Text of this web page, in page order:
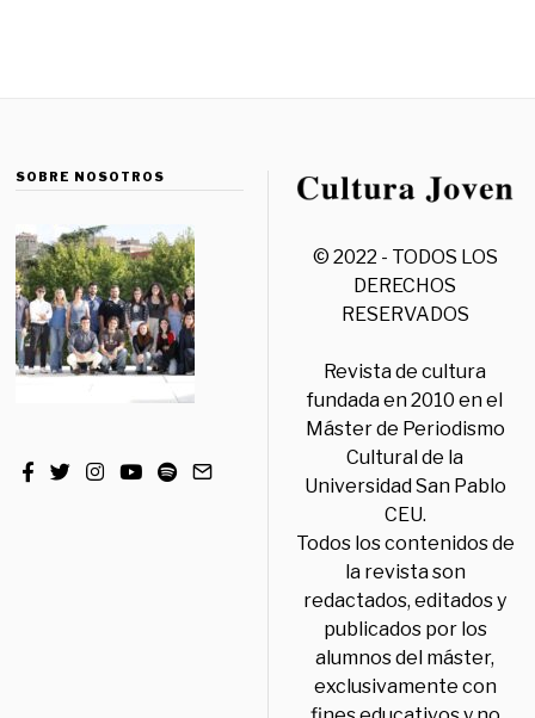
SOBRE NOSOTROS
© 2022 - TODOS LOS
DERECHOS
RESERVADOS
Revista de cultura
fundada en 2010 en el
Máster de Periodismo
Cultural de la
Universidad San Pablo
CEU.
Todos los contenidos de
la revista son
redactados, editados y
publicados por los
alumnos del máster,
exclusivamente con